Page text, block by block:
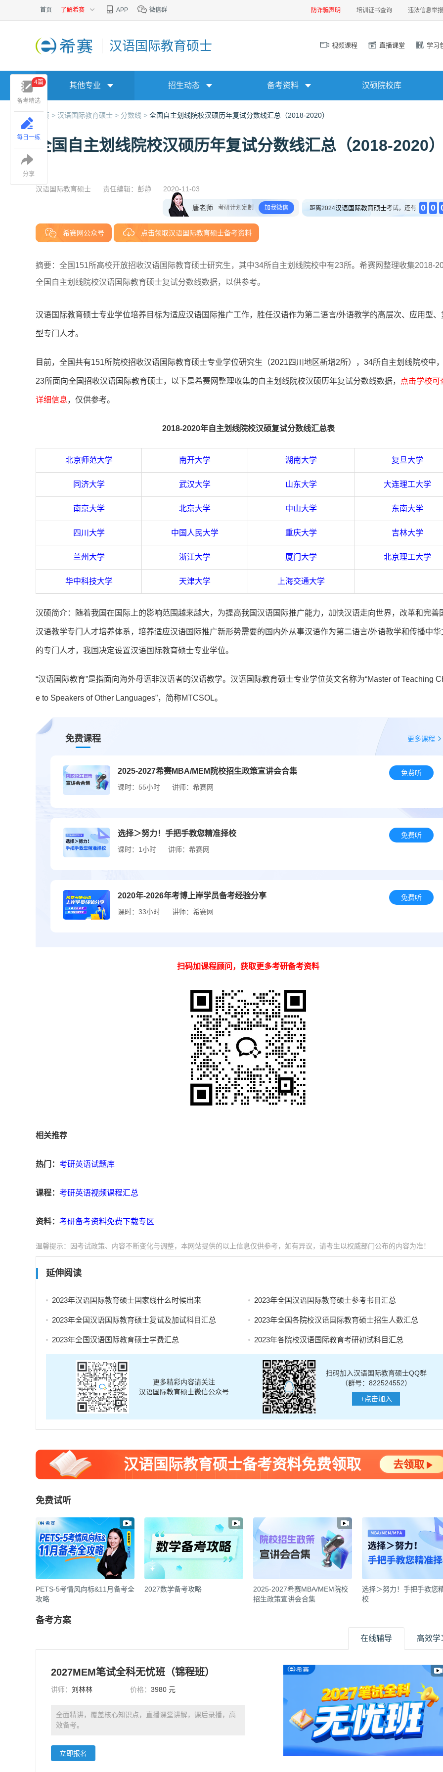
首页 了解希赛 APP 微信群 防诈骗声明 培训证书查询 违法信息举报
汉语国际教育硕士 视频课程 直播课堂 学习
其他专业 招生动态 备考资料 汉硕院校库
首页 > 汉语国际教育硕士 > 分数线 > 全国自主划线院校汉硕历年复试分数线汇总（2018-2020）
全国自主划线院校汉硕历年复试分数线汇总（2018-2020
汉语国际教育硕士 责任编辑：彭静 2020-11-03
唐老师 考研计划定制 加我微信 距离2024汉语国际教育硕士考试，还有 0 0
希赛网公众号 点击领取汉语国际教育硕士备考资料
摘要：全国151所高校开放招收汉语国际教育硕士研究生，其中34所自主划线院校中有23所。希赛网整理收集2018-
全国自主划线院校汉语国际教育硕士复试分数线数据，以供参考。
汉语国际教育硕士专业学位培养目标为适应汉语国际推广工作，胜任汉语作为第二语言/外语教学的高层次、应用型、
型专门人才。
目前，全国共有151所院校招收汉语国际教育硕士专业学位研究生（2021四川地区新增2所），34所自主划线院校中
23所面向全国招收汉语国际教育硕士，以下是希赛网整理收集的自主划线院校汉硕历年复试分数线数据， 点击学校可
详细信息，仅供参考。
2018-2020年自主划线院校汉硕复试分数线汇总表
北京师范大学 南开大学 湖南大学 复旦大学
同济大学 武汉大学 山东大学 大连理工大学
南京大学 北京大学 中山大学 东南大学
四川大学 中国人民大学 重庆大学 吉林大学
兰州大学 浙江大学 厦门大学 北京理工大学
华中科技大学 天津大学 上海交通大学
汉硕简介：随着我国在国际上的影响范围越来越大，为提高我国汉语国际推广能力，加快汉语走向世界，改革和完善
汉语教学专门人才培养体系，培养适应汉语国际推广新形势需要的国内外从事汉语作为第二语言/外语教学和传播中华
的专门人才，我国决定设置汉语国际教育硕士专业学位。
“汉语国际教育”是指面向海外母语非汉语者的汉语教学。汉语国际教育硕士专业学位英文名称为“Master of Teaching
e to Speakers of Other Languages”，简称MTCSOL。
免费课程 更多课程
2025-2027希赛MBA/MEM院校招生政策宣讲会合集
课时：55小时 讲师：希赛网
免费听
选择＞努力！手把手教您精准择校
课时：1小时 讲师：希赛网
免费听
2020年-2026年考博上岸学员备考经验分享
课时：33小时 讲师：希赛网
免费听
扫码加课程顾问，获取更多考研备考资料
相关推荐
热门： 考研英语试题库
课程： 考研英语视频课程汇总
资料： 考研备考资料免费下载专区
温馨提示：因考试政策、内容不断变化与调整，本网站提供的以上信息仅供参考，如有异议，请考生以权威部门公布的内容为准！
延伸阅读
2023年汉语国际教育硕士国家线什么时候出来 2023年全国汉语国际教育硕士参考书目汇总
2023年全国汉语国际教育硕士复试及加试科目汇总 2023年全国各院校汉语国际教育硕士招生人数汇总
2023年全国汉语国际教育硕士学费汇总 2023年各院校汉语国际教育考研初试科目汇总
更多精彩内容请关注
汉语国际教育硕士微信公众号
扫码加入汉语国际教育硕士QQ群
（群号：822524552）
+点击加入
汉语国际教育硕士备考资料免费领取 去领取
免费试听
PETS-5考情风向标&11月备考全
攻略
2027数学备考攻略
2025-2027希赛MBA/MEM院校
招生政策宣讲会合集
选择＞努力！手把手教您
校
备考方案
在线辅导 高效学
2027MEM笔试全科无忧班（锦程班）
讲师： 刘林林 价格： 3980 元
全面精讲，覆盖核心知识点，直播课堂讲解，课后录播，高
效备考。
立即报名
备考精选
4篇
每日一练
分享